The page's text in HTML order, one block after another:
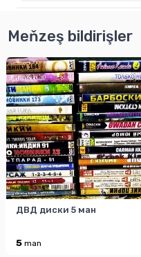
Meňzeş bildirişler
ДВД диски 5 ман
5 man